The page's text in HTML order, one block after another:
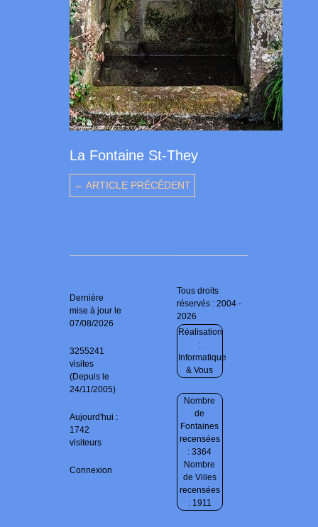
La Fontaine St-They
← ARTICLE PRÉCÉDENT
Dernière
mise à jour le
07/08/2026
3255241
visites
(Depuis le
24/11/2005)
Aujourd'hui :
1742
visiteurs
Connexion
Tous droits
réservés : 2004 -
2026
Réalisation
:
Informatique
& Vous
Nombre
de
Fontaines
recensées
: 3364
Nombre
de Villes
recensées
: 1911